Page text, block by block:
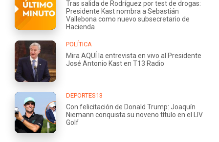
Tras salida de Rodríguez por test de drogas:
Presidente Kast nombra a Sebastián
Vallebona como nuevo subsecretario de
Hacienda
POLÍTICA
Mira AQUÍ la entrevista en vivo al Presidente
José Antonio Kast en T13 Radio
DEPORTES13
Con felicitación de Donald Trump: Joaquín
Niemann conquista su noveno título en el LIV
Golf